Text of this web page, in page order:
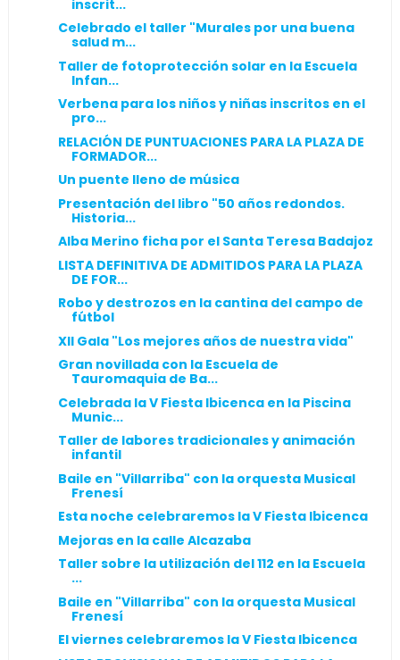
inscrit...
Celebrado el taller "Murales por una buena
salud m...
Taller de fotoprotección solar en la Escuela
Infan...
Verbena para los niños y niñas inscritos en el
pro...
RELACIÓN DE PUNTUACIONES PARA LA PLAZA DE
FORMADOR...
Un puente lleno de música
Presentación del libro "50 años redondos.
Historia...
Alba Merino ficha por el Santa Teresa Badajoz
LISTA DEFINITIVA DE ADMITIDOS PARA LA PLAZA
DE FOR...
Robo y destrozos en la cantina del campo de
fútbol
XII Gala "Los mejores años de nuestra vida"
Gran novillada con la Escuela de
Tauromaquia de Ba...
Celebrada la V Fiesta Ibicenca en la Piscina
Munic...
Taller de labores tradicionales y animación
infantil
Baile en "Villarriba" con la orquesta Musical
Frenesí
Esta noche celebraremos la V Fiesta Ibicenca
Mejoras en la calle Alcazaba
Taller sobre la utilización del 112 en la Escuela
...
Baile en "Villarriba" con la orquesta Musical
Frenesí
El viernes celebraremos la V Fiesta Ibicenca